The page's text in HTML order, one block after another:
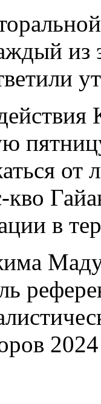
из
от
кво
в
2024